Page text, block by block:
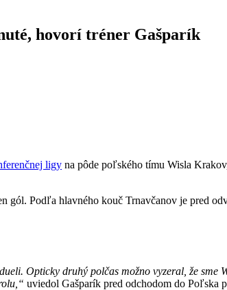
hovorí tréner Gašparík
ligy na pôde poľského tímu Wisla
gól. Podľa hlavného kouč Trnavčanov je pred
Opticky druhý polčas možno vyzeral, že sme
uviedol Gašparík pred odchodom do Poľska